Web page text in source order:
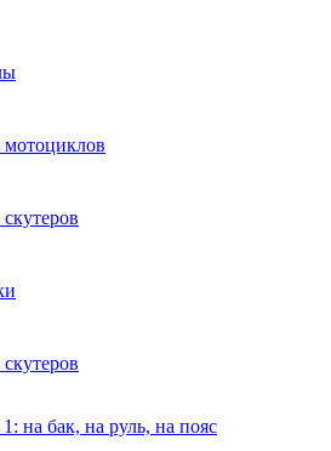
мотоциклов
на бак, на руль, на пояс